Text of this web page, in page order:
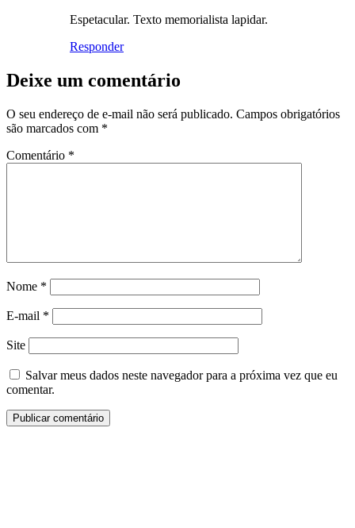
Espetacular. Texto memorialista lapidar.
Responder
Deixe um comentário
O seu endereço de e-mail não será publicado. Campos obrigatórios
são marcados com *
Comentário *
Nome *
E-mail *
Site
Salvar meus dados neste navegador para a próxima vez que eu
comentar.